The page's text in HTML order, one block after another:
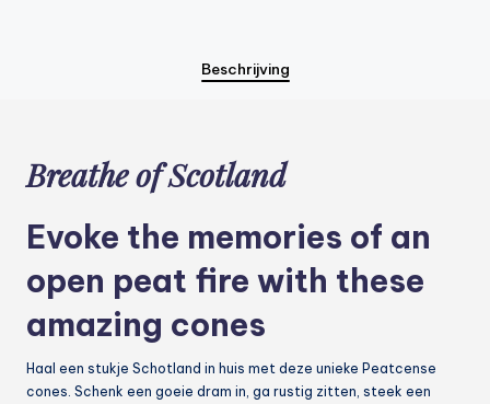
Beschrijving
Breathe of Scotland
Evoke the memories of an
open peat fire with these
amazing cones
Haal een stukje Schotland in huis met deze unieke Peatcense
cones. Schenk een goeie dram in, ga rustig zitten, steek een